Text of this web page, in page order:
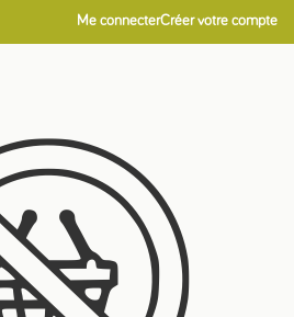
Me connecterCréer votre compte